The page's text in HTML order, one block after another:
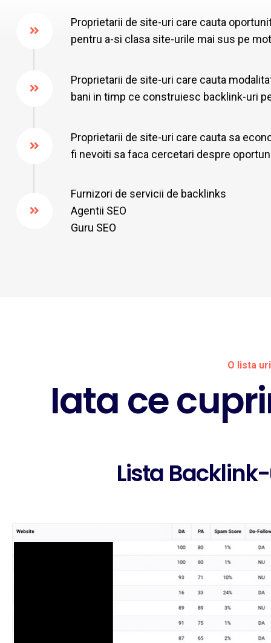
Proprietarii de site-uri care cauta
pentru a-si clasa site-urile mai sus pe
Proprietarii de site-uri care cauta
bani in timp ce construiesc backlink-uri
Proprietarii de site-uri care cauta sa
fi nevoiti sa faca cercetari despre
Furnizori de servicii de backlinks
Agentii SEO
Guru SEO
O lista
Iata ce
Lista